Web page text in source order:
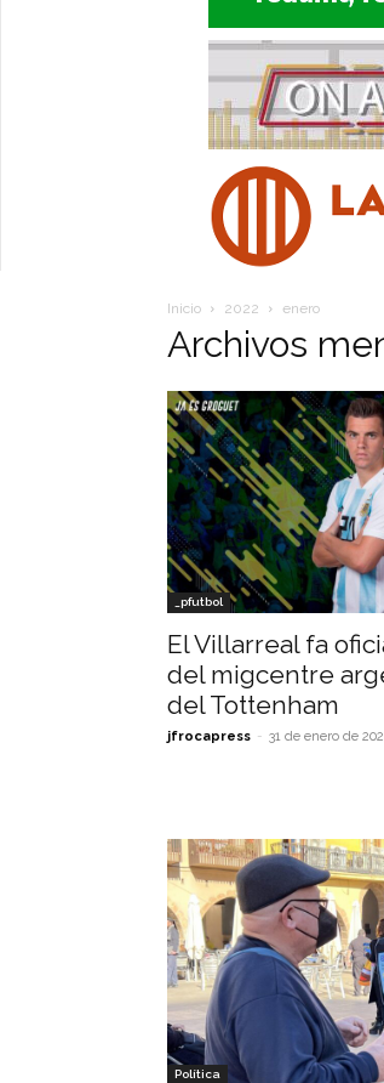
Inicio 2022 enero
Archivos
_pfutbol
El Villarreal fa
del migcentre
del Tottenham
jfrocapress - 31 de enero de
Política